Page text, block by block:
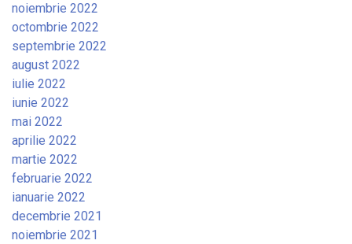
noiembrie 2022
octombrie 2022
septembrie 2022
august 2022
iulie 2022
iunie 2022
mai 2022
aprilie 2022
martie 2022
februarie 2022
ianuarie 2022
decembrie 2021
noiembrie 2021